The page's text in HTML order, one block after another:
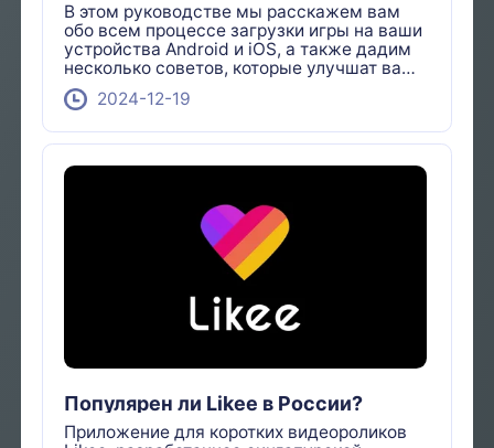
В этом руководстве мы расскажем вам
обо всем процессе загрузки игры на ваши
устройства Android и iOS, а также дадим
несколько советов, которые улучшат ваш
игровой опыт.
2024-12-19
Популярен ли Likee в России?
Приложение для коротких видеороликов